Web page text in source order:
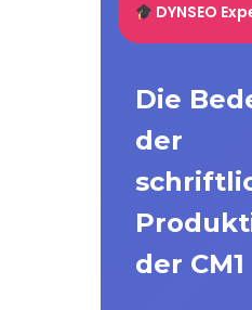
DYNSEO
Die
der
der CM1